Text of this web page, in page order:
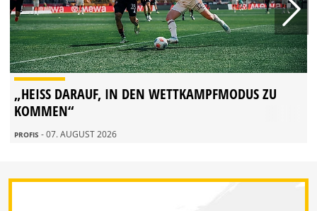
„HEISS DARAUF, IN DEN WETTKAMPFMODUS ZU K
OMMEN“
PROFIS - 07. AUGUST 2026